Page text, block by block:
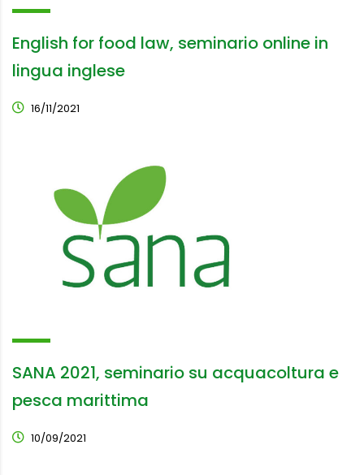
English for food law, seminario online in
lingua inglese
16/11/2021
SANA 2021, seminario su acquacoltura e
pesca marittima
10/09/2021